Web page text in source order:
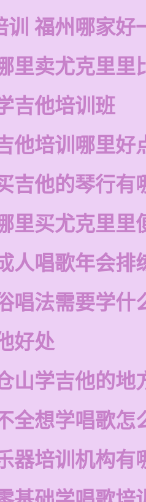
训 福州哪家好
里卖尤克里里
吉他培训班
他培训哪里好
吉他的琴行有
里买尤克里里
人唱歌年会排
唱法需要学什
好处
山学吉他的地
全想学唱歌怎
器培训机构有